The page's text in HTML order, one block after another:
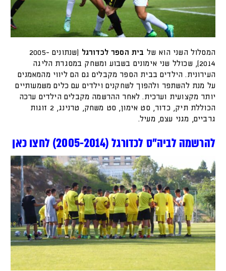
המסלול השני הוא של בית הספר לכדורגל
(שנתונים 2005-
2014), שכולל שני אימונים בשבוע ומשחק במסגרת הליגה
העירונית. הילדים בבית הספר מקבלים גם הם ליווי מהמאמנים
על מנת להשתפר ולהפוך לשחקנים וילדים עם כלים משמעותיים
יותר מקצועית וערכית. לאחר ההרשמה מקבלים הילדים ערכה
הכוללת תיק, כדור, סט אימון, סט משחק, טרנינג, 2 זוגות
גרביים, מגני עצם, מעיל.
להרשמה לביה״ס לכדורגל (2005-2014) לחצו כאן